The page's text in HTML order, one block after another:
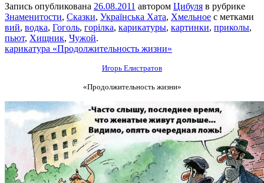
Запись опубликована 26.08.2011 автором Цибуля в рубрике
Знаменитости, Сказки, Українська Хата, Хмельное с метками
вий, водка, Гоголь, горілка, карикатуры, картинки, приколы,
пьют, Хищник, Чужой.
карикатура «Продолжительность жизни»
Игорь Елистратов
«Продолжительность жизни»